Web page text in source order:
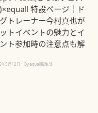
特設ページ｜ド
トレーナー今村真也が
トイベントの魅力とイ
ト参加時の注意点も解
年5月12日 By equall編集部